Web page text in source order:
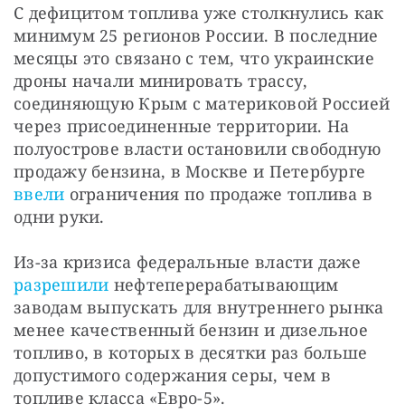
С дефицитом топлива уже столкнулись как
минимум 25 регионов России. В последние
месяцы это связано с тем, что украинские
дроны начали минировать трассу,
соединяющую Крым с материковой Россией
через присоединенные территории. На
полуострове власти остановили свободную
ввели ограничения по продаже топлива в
одни руки.
разрешили нефтеперерабатывающим
заводам выпускать для внутреннего рынка
менее качественный бензин и дизельное
топливо, в которых в десятки раз больше
допустимого содержания серы, чем в
топливе класса «Евро-5».